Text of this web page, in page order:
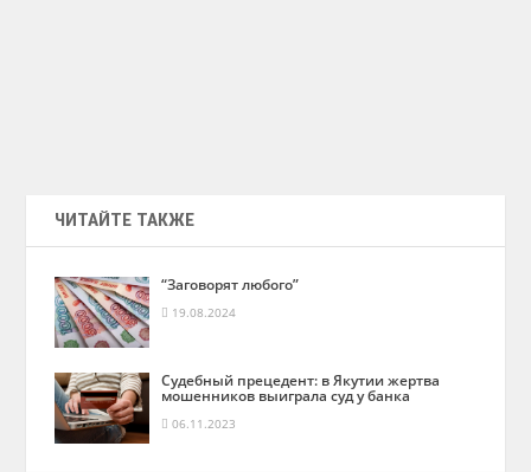
ЧИТАЙТЕ ТАКЖЕ
“Заговорят любого”
19.08.2024
Судебный прецедент: в Якутии жертва
мошенников выиграла суд у банка
06.11.2023